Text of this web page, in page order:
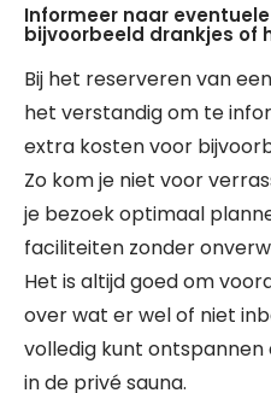
Informeer naar
bijvoorbeeld drankjes of
Bij het reserveren van
het verstandig om te
extra kosten voor
Zo kom je niet voor
je bezoek optimaal
faciliteiten zonder
Het is altijd goed om
over wat er wel of niet
volledig kunt ontspannen
in de privé sauna.